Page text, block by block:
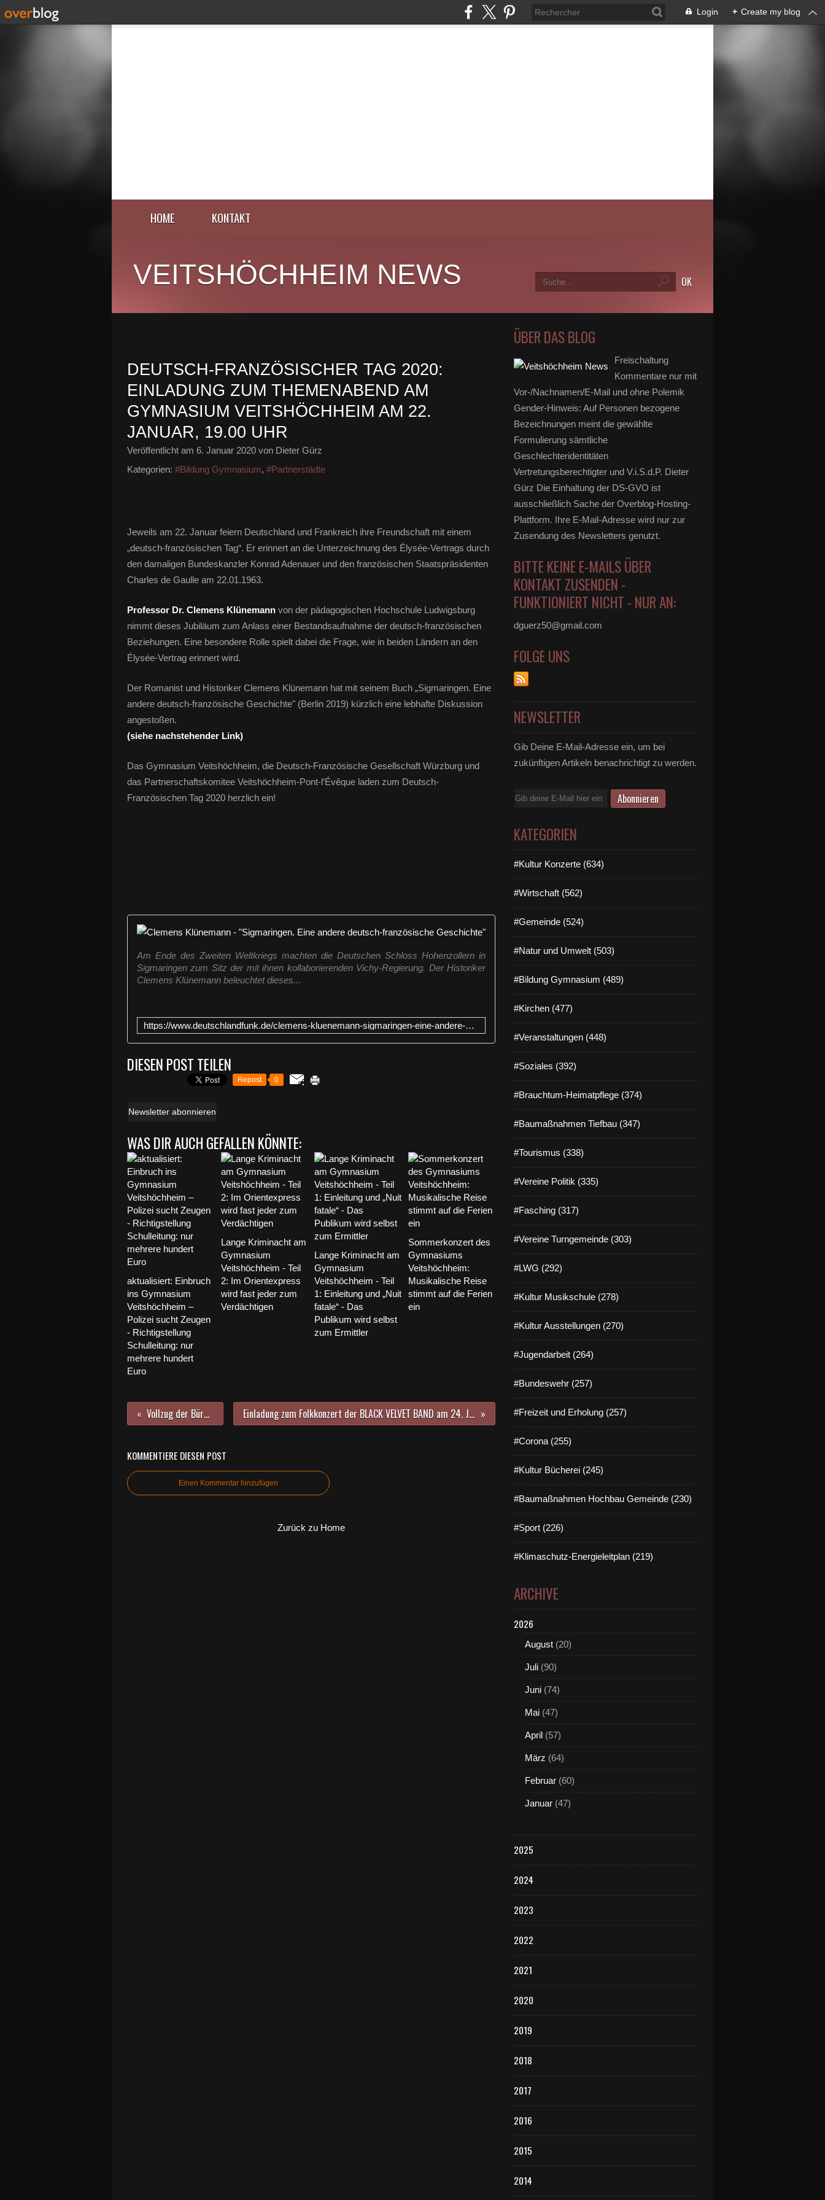
Login + Create my blog
HOME KONTAKT
VEITSHÖCHHEIM NEWS
DEUTSCH-FRANZÖSISCHER TAG 2020:
EINLADUNG ZUM THEMENABEND AM
GYMNASIUM VEITSHÖCHHEIM AM 22.
JANUAR, 19.00 UHR
Veröffentlicht am 6. Januar 2020 von Dieter Gürz
Kategorien: #Bildung Gymnasium, #Partnerstädte
Jeweils am 22. Januar feiern Deutschland und Frankreich ihre Freundschaft mit einem
„deutsch-französischen Tag“. Er erinnert an die Unterzeichnung des Élysée-Vertrags durch
den damaligen Bundeskanzler Konrad Adenauer und den französischen Staatspräsidenten
Charles de Gaulle am 22.01.1963.
Professor Dr. Clemens Klünemann von der pädagogischen Hochschule Ludwigsburg
nimmt dieses Jubiläum zum Anlass einer Bestandsaufnahme der deutsch-französischen
Beziehungen. Eine besondere Rolle spielt dabei die Frage, wie in beiden Ländern an den
Élysée-Vertrag erinnert wird.
Der Romanist und Historiker Clemens Klünemann hat mit seinem Buch „Sigmaringen. Eine
andere deutsch-französische Geschichte" (Berlin 2019) kürzlich eine lebhafte Diskussion
angestoßen.
(siehe nachstehender Link)
Das Gymnasium Veitshöchheim, die Deutsch-Französische Gesellschaft Würzburg und
das Partnerschaftskomitee Veitshöchheim-Pont-l‘Évêque laden zum Deutsch-
Französischen Tag 2020 herzlich ein!
Am Ende des Zweiten Weltkriegs machten die Deutschen Schloss Hohenzollern in
Sigmaringen zum Sitz der mit ihnen kollaborierenden Vichy-Regierung. Der Historiker
Clemens Klünemann beleuchtet dieses...
https://www.deutschlandfunk.de/clemens-kluenemann-sigmaringen-eine-andere-deutsch.1310.de.html?dram:article_id=459847
DIESEN POST TEILEN
Repost 0
Newsletter abonnieren
WAS DIR AUCH GEFALLEN KÖNNTE:
aktualisiert: Einbruch
ins Gymnasium
Veitshöchheim –
Polizei sucht Zeugen
- Richtigstellung
Schulleitung: nur
mehrere hundert
Euro
Lange Kriminacht am
Gymnasium
Veitshöchheim - Teil
2: Im Orientexpress
wird fast jeder zum
Verdächtigen
Lange Kriminacht am
Gymnasium
Veitshöchheim - Teil
1: Einleitung und „Nuit
fatale“ - Das
Publikum wird selbst
zum Ermittler
Sommerkonzert des
Gymnasiums
Veitshöchheim:
Musikalische Reise
stimmt auf die Ferien
ein
Vollzug der Bürgerversammlung Einladung zum Folkkonzert der BLACK VELVET BAND am 24. Januar, 20 Uhr im Bacchuskeller Veitshöchheim
KOMMENTIERE DIESEN POST
Einen Kommentar hinzufügen
Zurück zu Home
ÜBER DAS BLOG
Freischaltung
Kommentare nur mit
Vor-/Nachnamen/E-Mail und ohne Polemik
Gender-Hinweis: Auf Personen bezogene
Bezeichnungen meint die gewählte
Formulierung sämtliche
Geschlechteridentitäten
Vertretungsberechtigter und V.i.S.d.P. Dieter
Gürz Die Einhaltung der DS-GVO ist
ausschließlich Sache der Overblog-Hosting-
Plattform. Ihre E-Mail-Adresse wird nur zur
Zusendung des Newsletters genutzt.
BITTE KEINE E-MAILS ÜBER
KONTAKT ZUSENDEN -
FUNKTIONIERT NICHT - NUR AN:
dguerz50@gmail.com
FOLGE UNS
NEWSLETTER
Gib Deine E-Mail-Adresse ein, um bei
zukünftigen Artikeln benachrichtigt zu werden.
E-
KATEGORIEN
#Kultur Konzerte (634)
#Wirtschaft (562)
#Gemeinde (524)
#Natur und Umwelt (503)
#Bildung Gymnasium (489)
#Kirchen (477)
#Veranstaltungen (448)
#Soziales (392)
#Brauchtum-Heimatpflege (374)
#Baumaßnahmen Tiefbau (347)
#Tourismus (338)
#Vereine Politik (335)
#Fasching (317)
#Vereine Turngemeinde (303)
#LWG (292)
#Kultur Musikschule (278)
#Kultur Ausstellungen (270)
#Jugendarbeit (264)
#Bundeswehr (257)
#Freizeit und Erholung (257)
#Corona (255)
#Kultur Bücherei (245)
#Baumaßnahmen Hochbau Gemeinde (230)
#Sport (226)
#Klimaschutz-Energieleitplan (219)
ARCHIVE
2026
August (20)
Juli (90)
Juni (74)
Mai (47)
April (57)
März (64)
Februar (60)
Januar (47)
2025
2024
2023
2022
2021
2020
2019
2018
2017
2016
2015
2014